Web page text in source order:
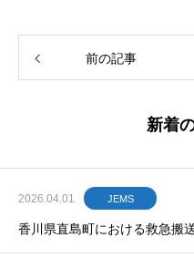
前の記事
新着
2026.04.01 JEMS
香川県直島町における救急搬